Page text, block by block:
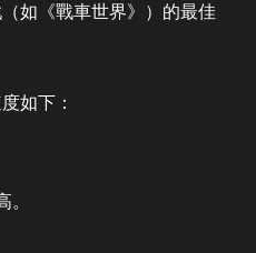
如《戰車世界》）的最佳
如下：